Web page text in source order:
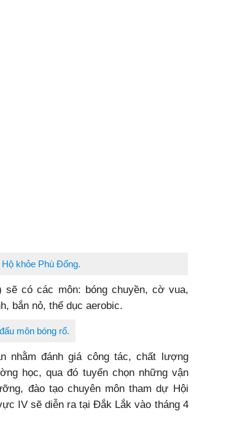
khỏe Phù Đổng.
sẽ có các môn: bóng chuyền, cờ vua,
bắn nỏ, thể dục aerobic.
môn bóng rổ.
nhằm đánh giá công tác, chất lượng
học, qua đó tuyển chọn những vận
đào tạo chuyên môn tham dự Hội
IV sẽ diễn ra tại Đắk Lắk vào tháng 4